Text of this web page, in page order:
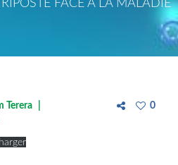
FACE À LA MALADIE
Terera
0